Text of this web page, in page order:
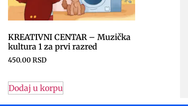
KREATIVNI CENTAR – Muzička
kultura 1 za prvi razred
450.00RSD
Dodaj u korpu